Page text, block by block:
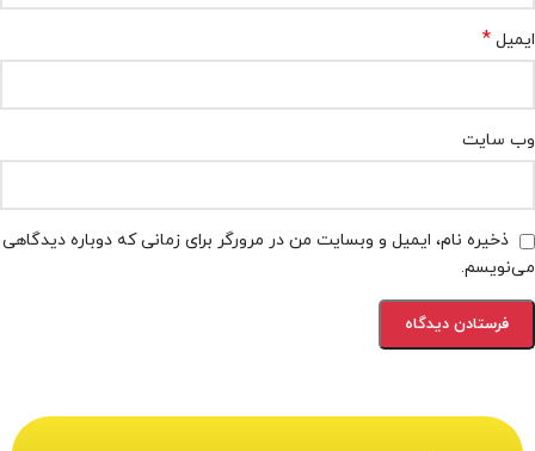
ایمیل *
وب‌ سایت
ذخیره نام، ایمیل و وبسایت من در مرورگر برای زمانی که دوباره دیدگاهی
می‌نویسم.